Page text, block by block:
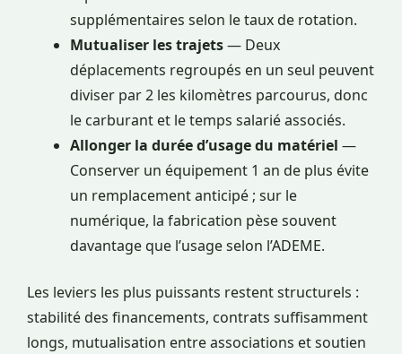
supplémentaires selon le taux de rotation.
Mutualiser les trajets— Deux
déplacements regroupés en un seul peuvent
diviser par 2 les kilomètres parcourus, donc
le carburant et le temps salarié associés.
Allonger la durée d’usage du matériel —
Conserver un équipement 1 an de plus évite
un remplacement anticipé ; sur le
numérique, la fabrication pèse souvent
davantage que l’usage selon l’ADEME.
Les leviers les plus puissants restent structurels :
stabilité des financements, contrats suffisamment
longs, mutualisation entre associations et soutien